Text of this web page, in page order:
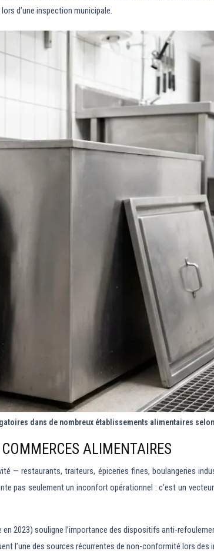
d’une inspection municipale.
dans de nombreux établissements alimentaires
ALIMENTAIRES
— restaurants, traiteurs, épiceries fines, boulangeries
pas seulement un inconfort opérationnel : c’est un
en 2023) souligne l’importance des dispositifs anti-
l’une des sources récurrentes de non-conformité lors des